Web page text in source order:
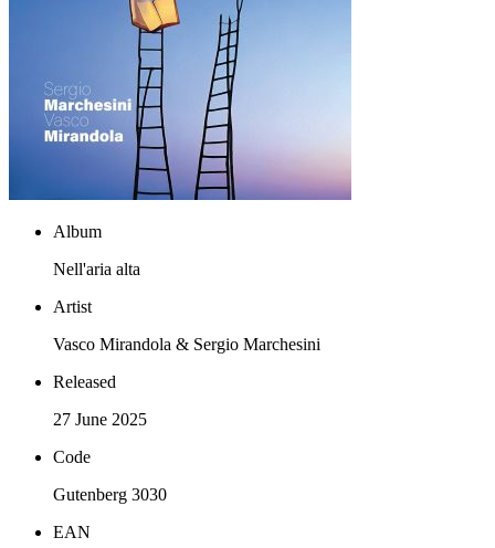
Album
Nell'aria alta
Artist
Vasco Mirandola & Sergio Marchesini
Released
27 June 2025
Code
Gutenberg 3030
EAN